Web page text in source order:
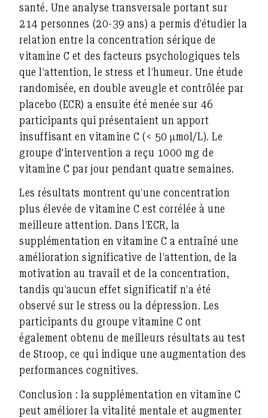
santé. Une analyse transversale portant sur
214 personnes (20-39 ans) a permis d’étudier la
relation entre la concentration sérique de
vitamine C et des facteurs psychologiques tels
que l’attention, le stress et l’humeur. Une étude
randomisée, en double aveugle et contrôlée par
placebo (ECR) a ensuite été menée sur 46
participants qui présentaient un apport
insuffisant en vitamine C (< 50 μmol/L). Le
groupe d'intervention a reçu 1000 mg de
vitamine C par jour pendant quatre semaines.
Les résultats montrent qu’une concentration
plus élevée de vitamine C est corrélée à une
meilleure attention. Dans l’ECR, la
supplémentation en vitamine C a entraîné une
amélioration significative de l’attention, de la
motivation au travail et de la concentration,
tandis qu’aucun effet significatif n’a été
observé sur le stress ou la dépression. Les
participants du groupe vitamine C ont
également obtenu de meilleurs résultats au test
de Stroop, ce qui indique une augmentation des
performances cognitives.
Conclusion : la supplémentation en vitamine C
peut améliorer la vitalité mentale et augmenter